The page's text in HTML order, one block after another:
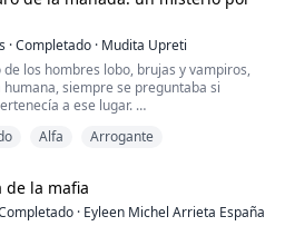
·Completado · Mudita Upreti
de los hombres lobo, brujas y vampiros,
humana, siempre se preguntaba si
a ese lugar.
era la misma… SÍ.
a pesar de tener sangre beta
sus venas, Aadhya sabí...
Alfa Arrogante
de la mafia
· Eyleen Michel Arrieta España